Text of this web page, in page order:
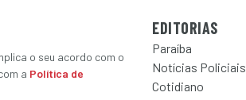
o seu acordo com o
a Política de
EDITORIAS
Paraíba
Notícias Policiais
Cotidiano